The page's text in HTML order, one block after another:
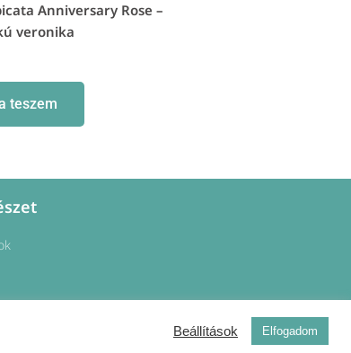
Anniversary Rose –
veronika
teszem
Beállítások Elfogadom